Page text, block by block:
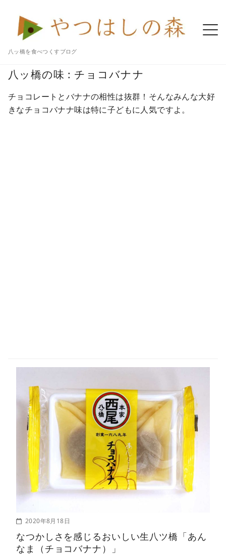
八ッ橋を食べつくすブログ
八ッ橋の味 : チョコバナナ
チョコレートとバナナの相性は抜群！そんなみんな大好
きなチョコバナナ味は特に子どもに人気ですよ。
2020年8月18日
なつかしさを感じるおいしい生八ツ橋「あん
なま（チョコバナナ）」